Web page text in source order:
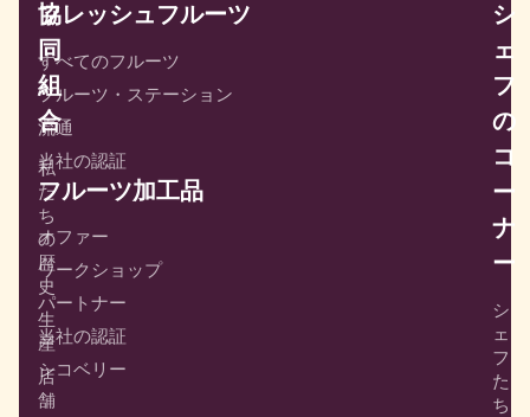
協
同
組
合
私
た
ち
の
歴
史
生
産
店
舗
フレッシュフルーツ
すべてのフルーツ
フルーツ・ステーション
流通
当社の認証
フルーツ加工品
オファー
ワークショップ
パートナー
当社の認証
シコベリー
シ
ェ
フ
の
コ
ー
ナ
ー
シ
ェ
フ
た
ち